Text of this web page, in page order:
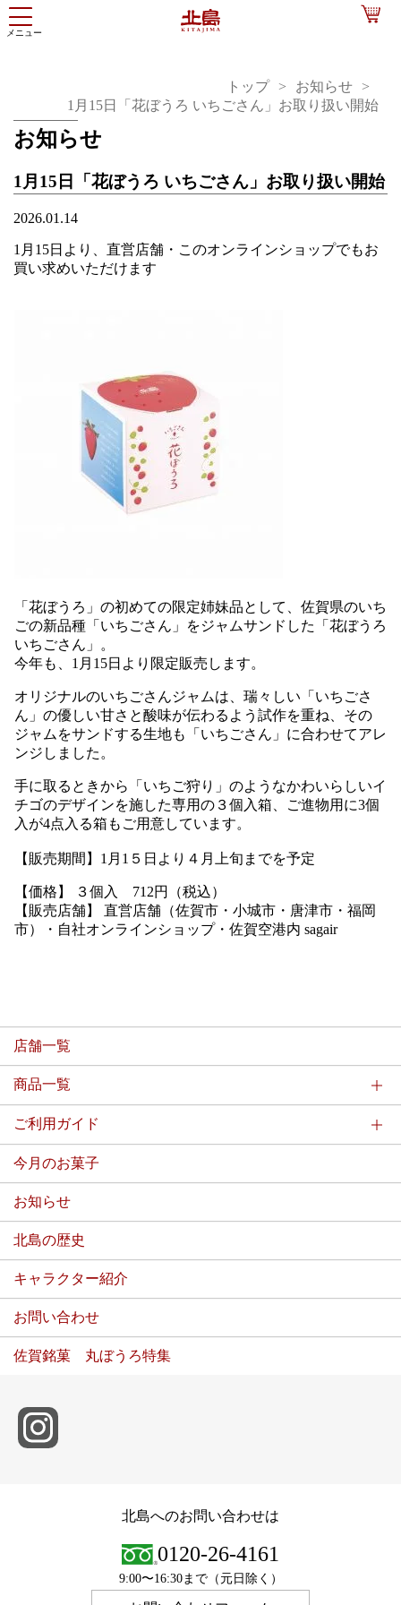
トップ
お知らせ
1月15日「花ぼうろ いちごさん」お取り扱い開始
お知らせ
1月15日「花ぼうろ いちごさん」お取り扱い開始
2026.01.14
1月15日より、直営店舗・このオンラインショップでもお
買い求めいただけます
「花ぼうろ」の初めての限定姉妹品として、佐賀県のいち
ごの新品種「いちごさん」をジャムサンドした「花ぼうろ
いちごさん」。
今年も、 1月 15日より限定販売します。
オリジナルのいちごさんジャムは、瑞々しい「いちごさ
ん」の優しい甘さと酸味が伝わるよう試作を重ね、その
ジャムをサンドする生地も「いちごさん」に合わせてアレ
ンジしました。
手に取るときから「いちご狩り」のようなかわいらしいイ
チゴのデザインを施した専用の３個入箱、ご進物用に3個
入が4点入る箱もご用意しています。
【販売期間】 1月 1 ５日より４月上旬までを予定
【価格】 ３個入 712円（税込）
【販売店舗】
直営店舗（佐賀市・小城市・唐津市・福岡
市）・自社オンラインショップ・ 佐賀空港内 sagair
店舗一覧
商品一覧
ご利用ガイド
今月のお菓子
お知らせ
北島の歴史
キャラクター紹介
お問い合わせ
佐賀銘菓 丸ぼうろ特集
北島へのお問い合わせは
0120-26-4161
9:00〜16:30まで（元日除く）